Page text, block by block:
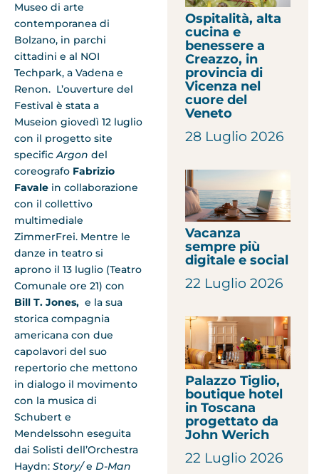
Museo di arte
contemporanea di
Bolzano, in parchi
cittadini e al NOI
Techpark, a Vadena e
Renon. L’ouverture del
Festival è stata a
Museion giovedì 12 luglio
con il progetto site
specificArgon del
coreografo Fabrizio
Favale in collaborazione
con il collettivo
multimediale
ZimmerFrei. Mentre le
danze in teatro si
aprono il 13 luglio (Teatro
Comunale ore 21) con
Bill T. Jones, e la sua
storica compagnia
americana con due
capolavori del suo
repertorio che mettono
in dialogo il movimento
con la musica di
Schubert e
Mendelssohn eseguita
dai Solisti dell’Orchestra
Haydn: Story/e D-Man
Ospitalità, alta
cucina e
benessere a
Creazzo, in
provincia di
Vicenza nel
cuore del
Veneto
28 Luglio 2026
Vacanza
sempre più
digitale e social
22 Luglio 2026
Palazzo Tiglio,
boutique hotel
in Toscana
progettato da
John Werich
22 Luglio 2026